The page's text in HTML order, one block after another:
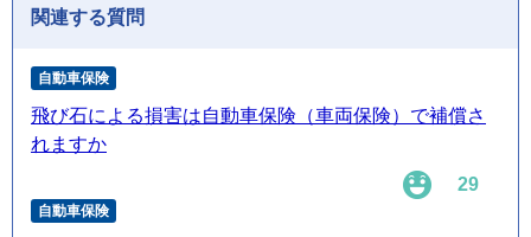
関連する質問
自動車保険
飛び石による損害は自動車保険（車両保険）で補償さ
れますか
29
自動車保険